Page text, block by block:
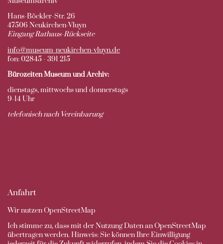
Hans-Böckler-Str. 26
47506 Neukirchen-Vluyn
Eingang Rathaus-Rückseite
info@museum-neukirchen-vluyn.de
fon: 02845 - 391 215
Bürozeiten Museum und Archiv:
dienstags, mittwochs und donnerstags
9-14 Uhr
telefonisch nach Vereinbarung
Anfahrt
Wir nutzen OpenStreetMap
Ich stimme zu, dass mit der Nutzung Daten an OpenStreetMap
übertragen werden. Hinweis: Sie können Ihre Einwilligung